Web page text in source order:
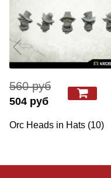
560 руб
504 руб
Orc Heads in Hats (10)